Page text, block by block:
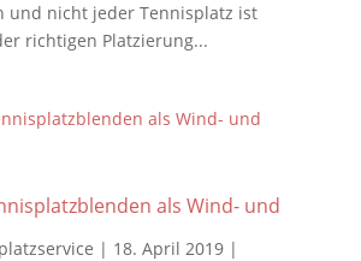
und nicht jeder Tennisplatz ist
richtigen Platzierung...
als Wind- und
| 18. April 2019|